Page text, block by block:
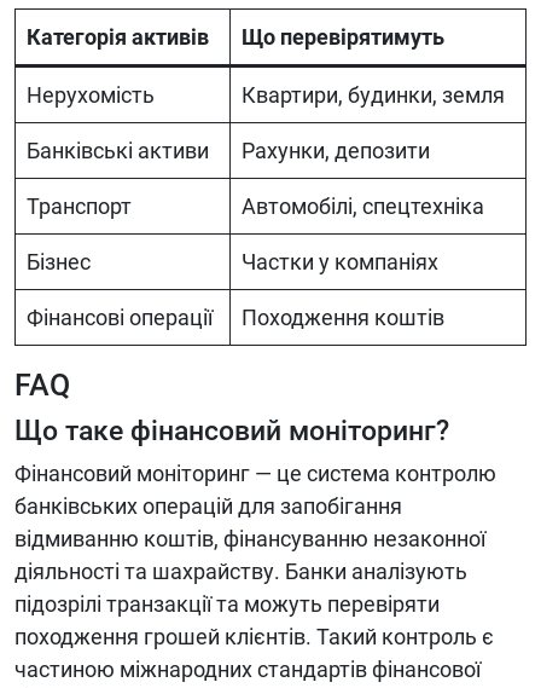
Категорія активів Що перевірятимуть
Нерухомість Квартири, будинки, земля
Банківські активи Рахунки, депозити
Транспорт Автомобілі, спецтехніка
Бізнес Частки у компаніях
Фінансові операції Походження коштів
FAQ
Що таке фінансовий моніторинг?
Фінансовий моніторинг — це система контролю
банківських операцій для запобігання
відмиванню коштів, фінансуванню незаконної
діяльності та шахрайству. Банки аналізують
підозрілі транзакції та можуть перевіряти
походження грошей клієнтів. Такий контроль є
частиною міжнародних стандартів фінансової